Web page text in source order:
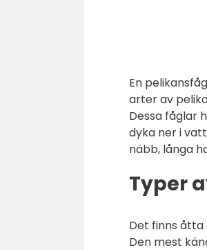
En
arter av
Dessa fåglar
dyka ner i
näbb, långa
Typer
Det finns åtta
Den mest